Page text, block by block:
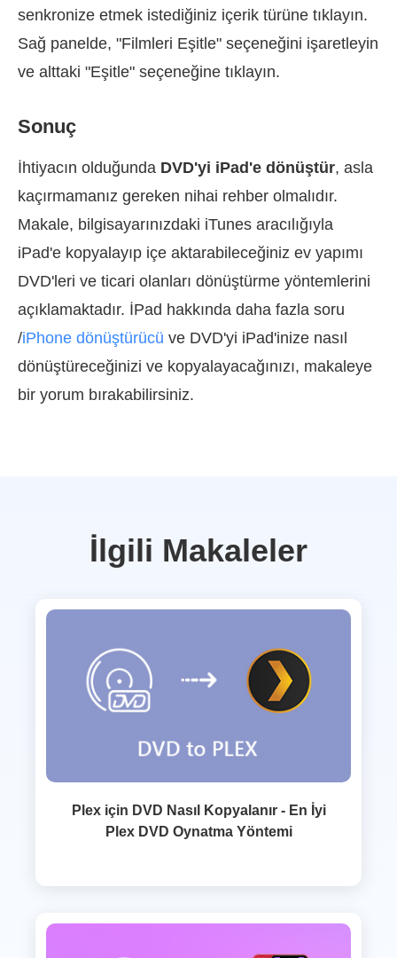
senkronize etmek istediğiniz içerik türüne tıklayın.
Sağ panelde, "Filmleri Eşitle" seçeneğini işaretleyin
ve alttaki "Eşitle" seçeneğine tıklayın.
Sonuç
İhtiyacın olduğunda DVD'yi iPad'e dönüştür, asla
kaçırmamanız gereken nihai rehber olmalıdır.
Makale, bilgisayarınızdaki iTunes aracılığıyla
iPad'e kopyalayıp içe aktarabileceğiniz ev yapımı
DVD'leri ve ticari olanları dönüştürme yöntemlerini
açıklamaktadır. İPad hakkında daha fazla soru
/iPhone dönüştürücü ve DVD'yi iPad'inize nasıl
dönüştüreceğinizi ve kopyalayacağınızı, makaleye
bir yorum bırakabilirsiniz.
İlgili Makaleler
Plex için DVD Nasıl Kopyalanır - En İyi
Plex DVD Oynatma Yöntemi